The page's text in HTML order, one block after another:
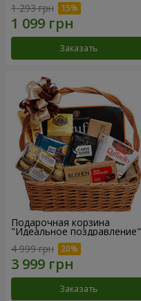
1 293 грн
Заказать
Подарочная корзина
"Идеальное поздравление"
4 999 грн
Заказать